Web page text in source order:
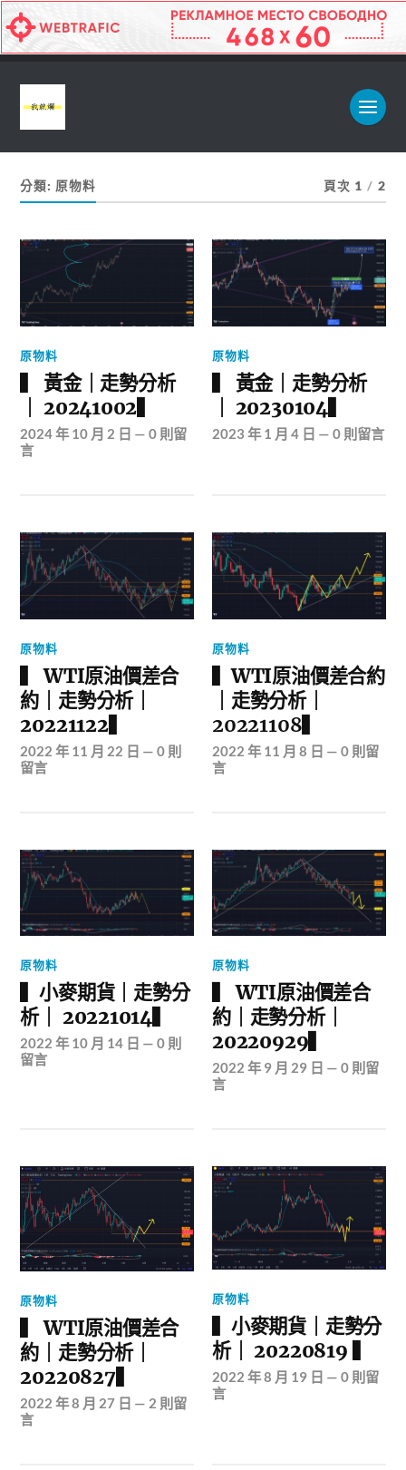
分類: 原物料 頁次 1 / 2
原物料
▍ 黃金｜走勢分析
｜ 20241002▍
2024 年 10 月 2 日 —0 則留
言
原物料
▍ 黃金｜走勢分析
｜ 20230104▍
2023 年 1 月 4 日 —0 則留言
原物料
▍ WTI原油價差合
約｜走勢分析｜
20221122▍
2022 年 11 月 22 日 —0 則
留言
原物料
▍WTI原油價差合約
｜走勢分析｜
20221108▍
2022 年 11 月 8 日 —0 則留
言
原物料
▍小麥期貨｜走勢分
析｜ 20221014▍
2022 年 10 月 14 日 —0 則
留言
原物料
▍ WTI原油價差合
約｜走勢分析｜
20220929▍
2022 年 9 月 29 日 —0 則留
言
原物料
▍ WTI原油價差合
約｜走勢分析｜
20220827▍
2022 年 8 月 27 日 — 2 則留
言
原物料
▍小麥期貨｜走勢分
析｜ 20220819 ▍
2022 年 8 月 19 日 —0 則留
言